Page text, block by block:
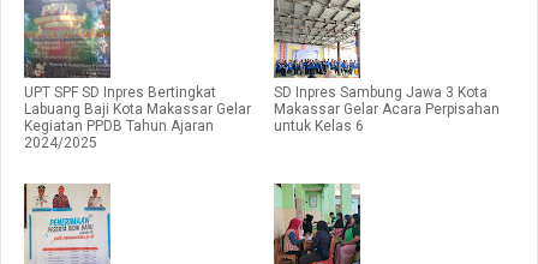
UPT SPF SD Inpres Bertingkat
Labuang Baji Kota Makassar Gelar
Kegiatan PPDB Tahun Ajaran
2024/2025
SD Inpres Sambung Jawa 3 Kota
Makassar Gelar Acara Perpisahan
untuk Kelas 6